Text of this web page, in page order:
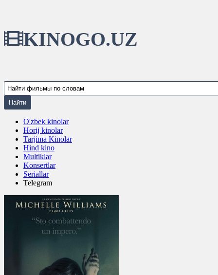
KINOGO.UZ
O'zbek kinolar
Horij kinolar
Tarjima Kinolar
Hind kino
Multiklar
Konsertlar
Seriallar
Telegram